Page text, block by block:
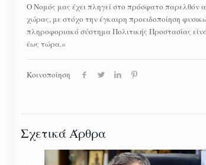
Ο Νομός μας έχει πληγεί στο πρόσφατο παρελθόν
χώρας, με στόχο την έγκαιρη προειδοποίηση
πληροφοριακό σύστημα Πολιτικής Προστασίας
έως τώρα.»
Κοινοποίηση
Σχετικά Άρθρα